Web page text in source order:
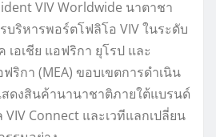
VIV Worldwide นาตาชา
บริหารพอร์ตโฟลิโอ VIV ในระดับ
อเชีย แอฟริกา ยุโรป และ
ริกา (MEA) ขอบเขตการดำเนิน
ดงสินค้านานาชาติภายใต้แบรนด์
Connect และเวทีแลกเปลี่ยน